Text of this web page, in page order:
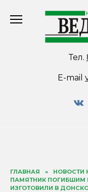
Тел.
E-mail
ГЛАВНАЯ » НОВОСТИ
ПАМЯТНИК ПОГИБШИМ
ИЗГОТОВИЛИ В